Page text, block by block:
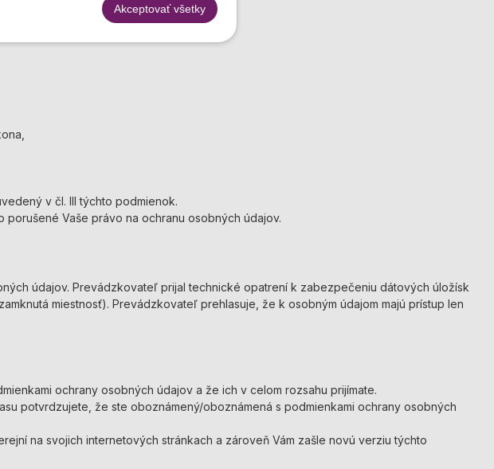
organizácii.
v čl. III týchto podmienok.
Vaše právo na ochranu osobných údajov.
údajov. Prevádzkovateľ prijal technické opatrení k zabezpečeniu dátových úložísk
miestnosť). Prevádzkovateľ prehlasuje, že k osobným údajom majú prístup len
ochrany osobných údajov a že ich v celom rozsahu prijímate.
potvrdzujete, že ste oboznámený/oboznámená s podmienkami ochrany osobných
na svojich internetových stránkach a zároveň Vám zašle novú verziu týchto
Akceptovať všetky